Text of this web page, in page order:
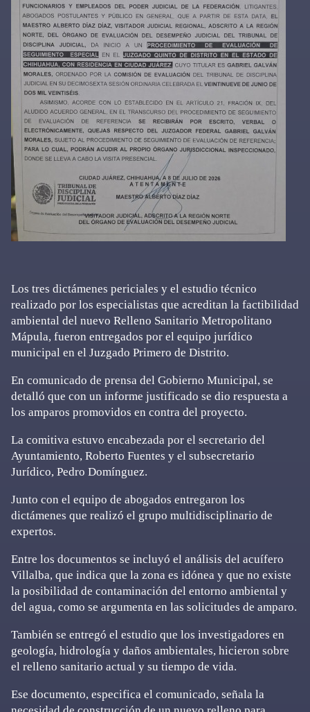
Los tres dictámenes periciales y el estudio técnico
realizado por los especialistas que acreditan la factibilidad
ambiental del nuevo Relleno Sanitario Metropolitano
Mápula, fueron entregados por el equipo jurídico
municipal en el Juzgado Primero de Distrito.
En comunicado de prensa del Gobierno Municipal, se
detalló que con un informe justificado se dio respuesta a
los amparos promovidos en contra del proyecto.
La comitiva estuvo encabezada por el secretario del
Ayuntamiento, Roberto Fuentes y el subsecretario
Jurídico, Pedro Domínguez.
Junto con el equipo de abogados entregaron los
dictámenes que realizó el grupo multidisciplinario de
expertos.
Entre los documentos se incluyó el análisis del acuífero
Villalba, que indica que la zona es idónea y que no existe
la posibilidad de contaminación del entorno ambiental y
del agua, como se argumenta en las solicitudes de amparo.
También se entregó el estudio que los investigadores en
geología, hidrología y daños ambientales, hicieron sobre
el relleno sanitario actual y su tiempo de vida.
Ese documento, especifica el comunicado, señala la